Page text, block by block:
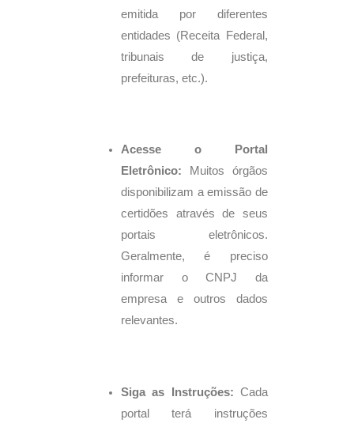
emitida por diferentes
entidades (Receita Federal,
tribunais de justiça,
prefeituras, etc.).
Acesse o Portal
Eletrônico:
Muitos órgãos
disponibilizam a emissão de
certidões através de seus
portais eletrônicos.
Geralmente, é preciso
informar o CNPJ da
empresa e outros dados
relevantes.
Siga as Instruções: Cada
portal terá instruções